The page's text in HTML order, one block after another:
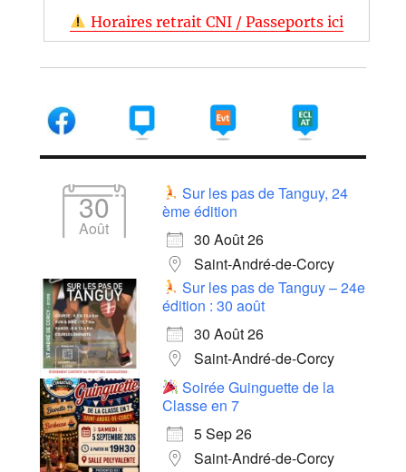
Horaires retrait CNI / Passeports ici
30
Août
Sur les pas de Tanguy, 24
ème édition
30 Août 26
Saint-André-de-Corcy
Sur les pas de Tanguy – 24e
édition : 30 août
30 Août 26
Saint-André-de-Corcy
Soirée Guinguette de la
Classe en 7
5 Sep 26
Saint-André-de-Corcy